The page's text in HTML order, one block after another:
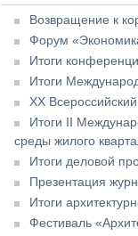
Возвращение к
Форум
Итоги
Итоги
XX
Итоги II
среды жилого
Итоги деловой
Презентация
Итоги
Фестиваль